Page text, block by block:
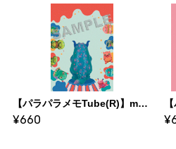
【パラパラメモTube(R)】monyura monsters編（monyura）
¥660